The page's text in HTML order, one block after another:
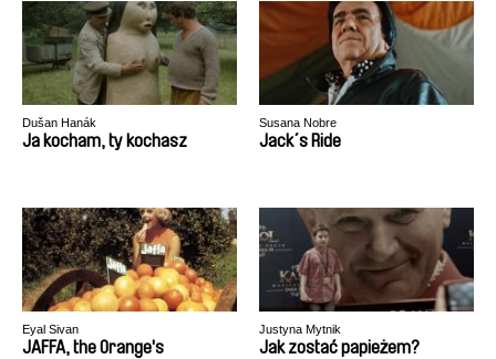
Dušan Hanák
Ja kocham, ty kochasz
Susana Nobre
Jack´s Ride
Eyal Sivan
JAFFA, the Orange's
Justyna Mytnik
Jak zostać papieżem?